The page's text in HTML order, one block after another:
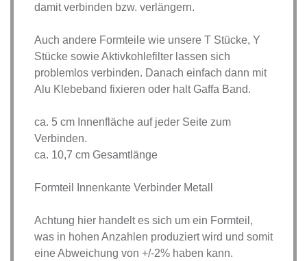
damit verbinden bzw. verlängern.
Auch andere Formteile wie unsere T Stücke, Y
Stücke sowie Aktivkohlefilter lassen sich
problemlos verbinden. Danach einfach dann mit
Alu Klebeband fixieren oder halt Gaffa Band.
ca. 5 cm Innenfläche auf jeder Seite zum
Verbinden.
ca. 10,7 cm Gesamtlänge
Formteil Innenkante Verbinder Metall
Achtung hier handelt es sich um ein Formteil,
was in hohen Anzahlen produziert wird und somit
eine Abweichung von +/-2% haben kann.